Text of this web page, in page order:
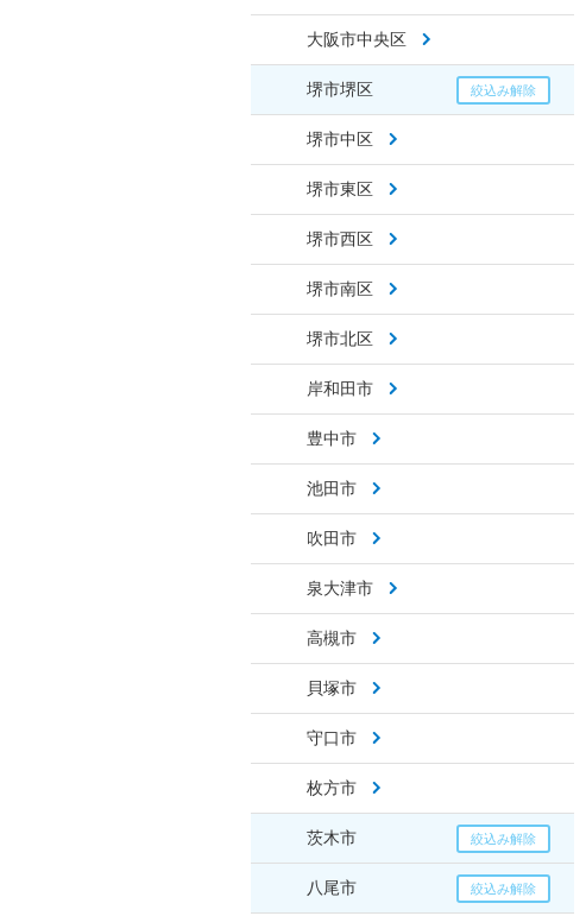
大阪市中央区
堺市堺区
堺市中区
堺市東区
堺市西区
堺市南区
堺市北区
岸和田市
豊中市
池田市
吹田市
泉大津市
高槻市
貝塚市
守口市
枚方市
茨木市
八尾市